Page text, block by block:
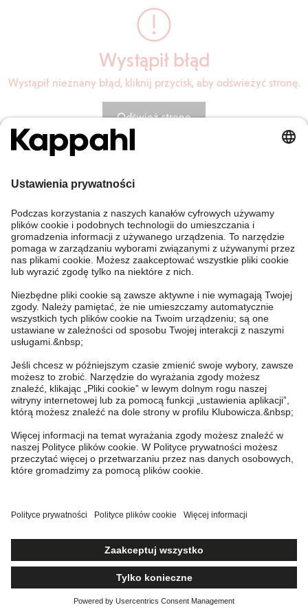
Wystąpił błąd
Wystąpił nieznany błąd, kliknij przycisk, aby odświeżyć stronę.
Odśwież stronę